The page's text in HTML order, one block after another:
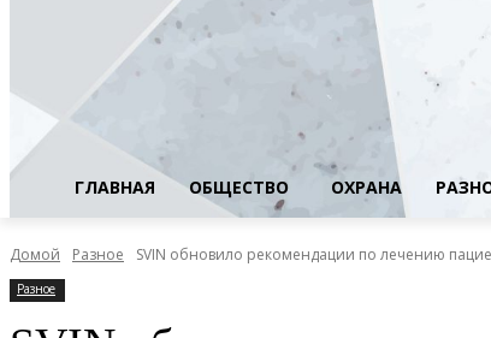
ГЛАВНАЯ ОБЩЕСТВО ОХРАНА
Домой Разное SVIN обновило рекомендации по лечению
Разное